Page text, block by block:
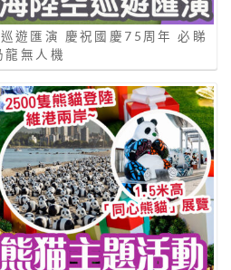
遊匯演 慶祝國慶75周年 必睇
龍無人機